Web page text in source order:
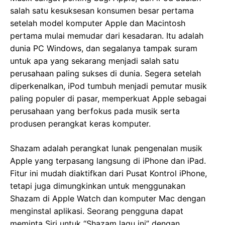
salah satu kesuksesan konsumen besar pertama
setelah model komputer Apple dan Macintosh
pertama mulai memudar dari kesadaran. Itu adalah
dunia PC Windows, dan segalanya tampak suram
untuk apa yang sekarang menjadi salah satu
perusahaan paling sukses di dunia. Segera setelah
diperkenalkan, iPod tumbuh menjadi pemutar musik
paling populer di pasar, memperkuat Apple sebagai
perusahaan yang berfokus pada musik serta
produsen perangkat keras komputer.
Shazam adalah perangkat lunak pengenalan musik
Apple yang terpasang langsung di iPhone dan iPad.
Fitur ini mudah diaktifkan dari Pusat Kontrol iPhone,
tetapi juga dimungkinkan untuk menggunakan
Shazam di Apple Watch dan komputer Mac dengan
menginstal aplikasi. Seorang pengguna dapat